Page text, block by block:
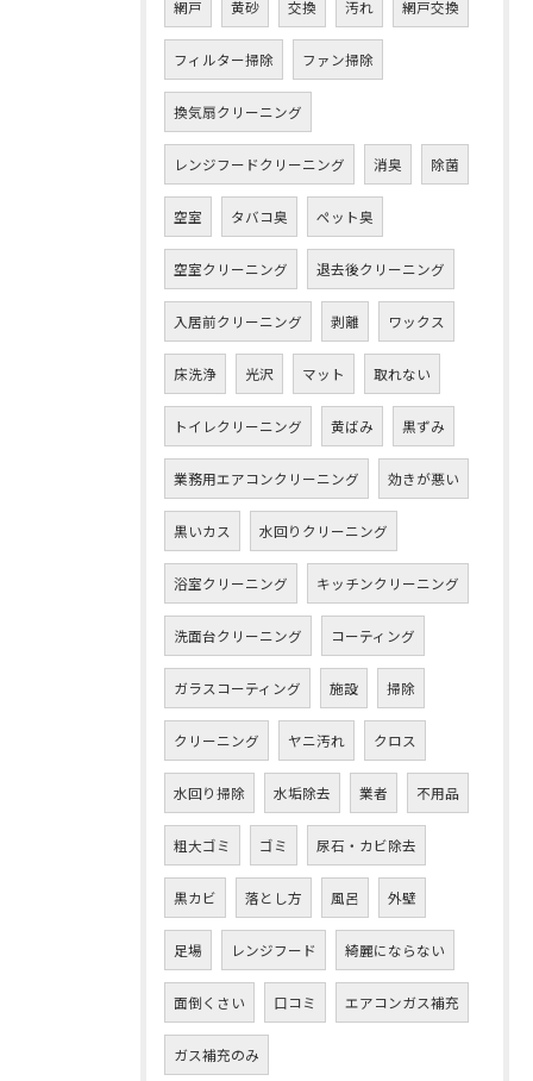
網戸 黄砂 交換 汚れ 網戸交換
フィルター掃除 ファン掃除
換気扇クリーニング
レンジフードクリーニング 消臭 除菌
空室 タバコ臭 ペット臭
空室クリーニング 退去後クリーニング
入居前クリーニング 剥離 ワックス
床洗浄 光沢 マット 取れない
トイレクリーニング 黄ばみ 黒ずみ
業務用エアコンクリーニング 効きが悪い
黒いカス 水回りクリーニング
浴室クリーニング キッチンクリーニング
洗面台クリーニング コーティング
ガラスコーティング 施設 掃除
クリーニング ヤニ汚れ クロス
水回り掃除 水垢除去 業者 不用品
粗大ゴミ ゴミ 尿石・カビ除去
黒カビ 落とし方 風呂 外壁
足場 レンジフード 綺麗にならない
面倒くさい 口コミ エアコンガス補充
ガス補充のみ